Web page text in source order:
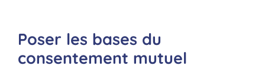
Poser les bases du
consentement mutuel